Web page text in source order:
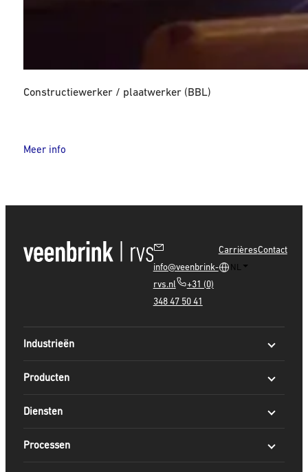
Constructiewerker / plaatwerker (BBL)
Meer info
info@veenbrink-
rvs.nl
+31 (0)
348 47 50 41
CarrièresContact
NL
Industrieën
Producten
Diensten
Processen